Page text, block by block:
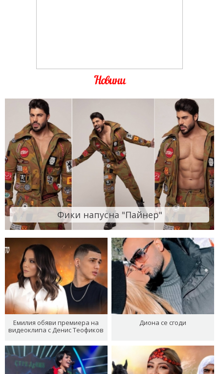
Новини
Фики напусна "Пайнер"
Емилия обяви премиера на
видеоклипа с Денис Теофиков
Диона се сгоди